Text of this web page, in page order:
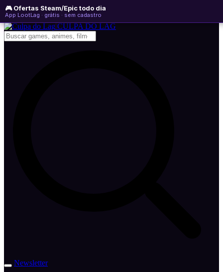
🎮 Ofertas Steam/Epic todo dia
App LootLag · grátis · sem cadastro
domingo, 09 de agosto de 2026 WhatsApp
Newsletter
CULPA DO LAG
Newsletter